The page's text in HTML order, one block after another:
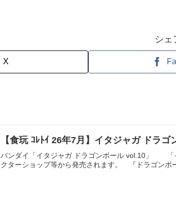
シェ
X
【食玩 ｺﾚﾄｲ 26年7月】イタジャガ ドラゴ
バンダイ「イタジャガ ドラゴンボール vol.10」 「
クターショップ等から発売されます。 『ドラゴンボ